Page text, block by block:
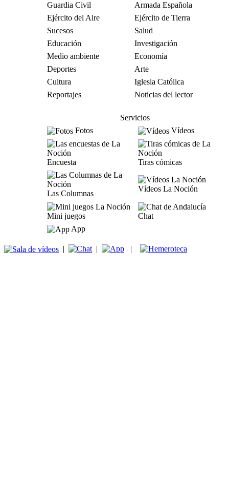
Guardia Civil
Armada Española
Ejército del Aire
Ejército de Tierra
Sucesos
Salud
Educación
Investigación
Medio ambiente
Economía
Deportes
Arte
Cultura
Iglesia Católica
Reportajes
Noticias del lector
Servicios
Fotos
Vídeos
Encuesta Tiras cómicas
Las Columnas
Vídeos La Noción
Mini juegos
Chat
App
| | |